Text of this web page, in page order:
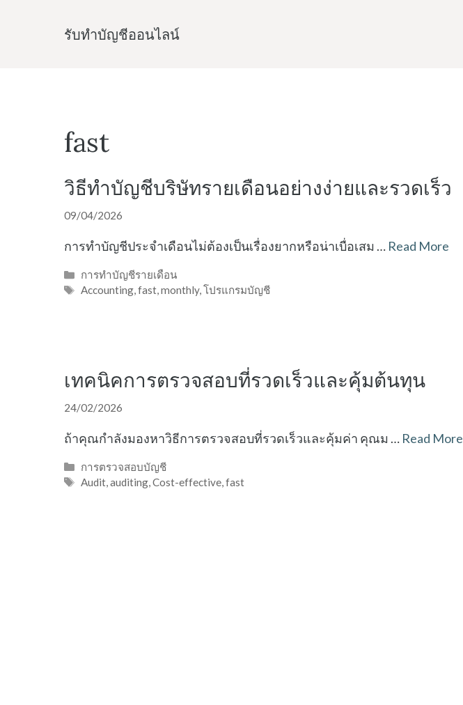
รับทําบัญชีออนไลน์
fast
วิธีทำบัญชีบริษัทรายเดือนอย่างง่ายและรวดเร็ว
09/04/2026
การทำบัญชีประจำเดือนไม่ต้องเป็นเรื่องยากหรือน่าเบื่อเสม … Read More
Categories
การทำบัญชีรายเดือน
Tags
Accounting,fast,monthly,โปรแกรมบัญชี
เทคนิคการตรวจสอบที่รวดเร็วและคุ้มต้นทุน
24/02/2026
ถ้าคุณกำลังมองหาวิธีการตรวจสอบที่รวดเร็วและคุ้มค่า คุณม … Read More
Categories
การตรวจสอบบัญชี
Tags
Audit,auditing,Cost-effective,fast